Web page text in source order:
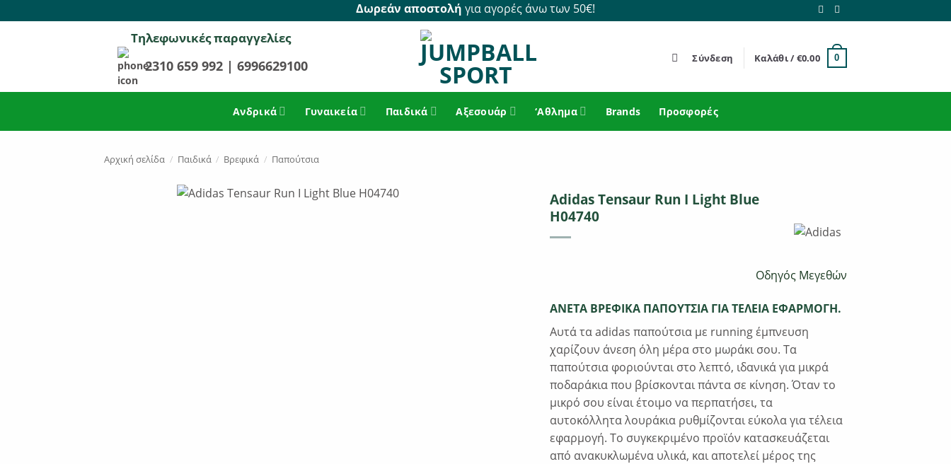
στο
Δωρεάν αποστολή για αγορές άνω των 50€!
Τηλεφωνικές παραγγελίες
2310 659 992 | 6996629100 Σύνδεση Καλάθι /€0.00 0
Ανδρικά Γυναικεία Παιδικά Αξεσουάρ ‘Αθλημα Brands Προσφορές
Αρχική σελίδα / Παιδικά / Βρεφικά / Παπούτσια
Adidas Tensaur Run I Light Blue
H04740
Οδηγός Μεγεθών
ΑΝΕΤΑ ΒΡΕΦΙΚΑ ΠΑΠΟΥΤΣΙΑ ΓΙΑ ΤΕΛΕΙΑ ΕΦΑΡΜΟΓΗ.
Αυτά τα adidas παπούτσια με running έμπνευση
χαρίζουν άνεση όλη μέρα στο μωράκι σου. Τα
παπούτσια φοριούνται στο λεπτό, ιδανικά για μικρά
ποδαράκια που βρίσκονται πάντα σε κίνηση. Όταν το
μικρό σου είναι έτοιμο να περπατήσει, τα
αυτοκόλλητα λουράκια ρυθμίζονται εύκολα για τέλεια
εφαρμογή. Το συγκεκριμένο προϊόν κατασκευάζεται
από ανακυκλωμένα υλικά, και αποτελεί μέρος της